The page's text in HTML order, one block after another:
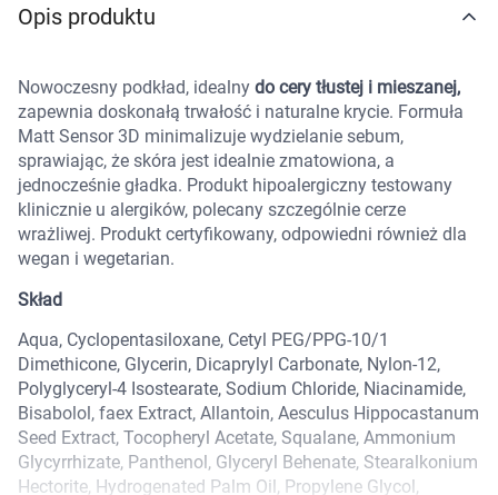
Korzystamy z plików cookies w celu
Marki
Opis produktu
Nowoczesny podkład, idealny do cery tłustej i mieszanej,
zapewnia doskonałą trwałość i naturalne krycie. Formuła
Matt Sensor 3D minimalizuje wydzielanie sebum,
sprawiając, że skóra jest idealnie zmatowiona, a
jednocześnie gładka. Produkt hipoalergiczny testowany
klinicznie u alergików, polecany szczególnie cerze
wrażliwej. Produkt certyfikowany, odpowiedni również dla
wegan i wegetarian.
Skład
Aqua, Cyclopentasiloxane, Cetyl PEG/PPG-10/1
Dimethicone, Glycerin, Dicaprylyl Carbonate, Nylon-12,
Polyglyceryl-4 Isostearate, Sodium Chloride, Niacinamide,
Bisabolol, faex Extract, Allantoin, Aesculus Hippocastanum
Seed Extract, Tocopheryl Acetate, Squalane, Ammonium
Glycyrrhizate, Panthenol, Glyceryl Behenate, Stearalkonium
Hectorite, Hydrogenated Palm Oil, Propylene Glycol,